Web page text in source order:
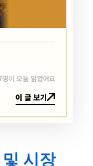
이 오늘 읽었어요
이 글 보기
시장